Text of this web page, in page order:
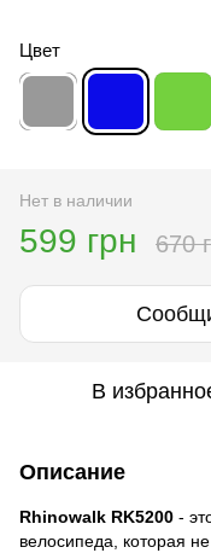
Цвет
Нет в наличии
599 грн 670
В
Описание
Rhinowalk RK5200 -
велосипеда, которая